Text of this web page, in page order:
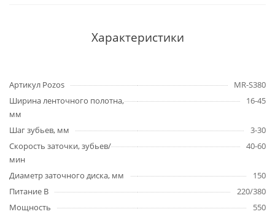
Характеристики
Артикул Pozos
MR-S380
Ширина ленточного полотна,
мм
16-45
Шаг зубьев, мм
3-30
Скорость заточки, зубьев/
мин
40-60
Диаметр заточного диска, мм
150
Питание В
220/380
Мощность
550